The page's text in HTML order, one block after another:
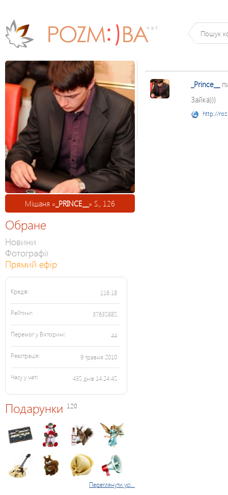
Мішаня « _PRINCE__ » S., 126
Обране
Новини
Фотографії
Прямий ефір
Кредів: 116.18
Рейтинг: 37635885
Перемог у Вікторині: 44
Реєстрація: 9 травня 2010
Часу у чаті: 435 днів 14:24:45
Подарунки 120
Переглянути усі...
_Prince__
Зайка)))
http://